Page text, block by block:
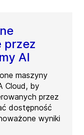
przez
AI
maszyny
Cloud, by
przez
dostępność
wyniki